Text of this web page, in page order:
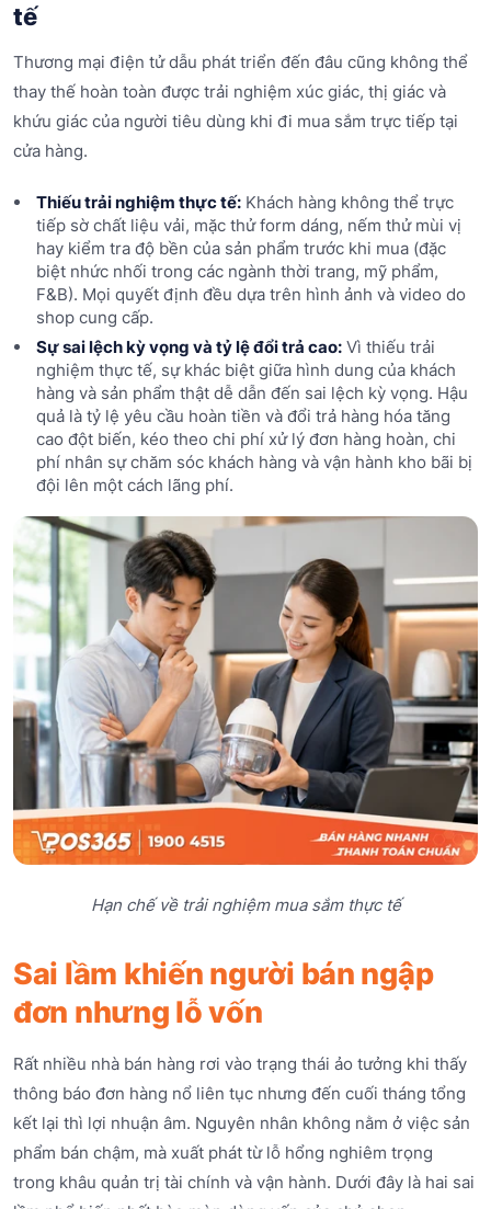
tế
Thương mại điện tử dẫu phát triển đến đâu cũng không thể
thay thế hoàn toàn được trải nghiệm xúc giác, thị giác và
khứu giác của người tiêu dùng khi đi mua sắm trực tiếp tại
cửa hàng.
Thiếu trải nghiệm thực tế:Khách hàng không thể trực
tiếp sờ chất liệu vải, mặc thử form dáng, nếm thử mùi vị
hay kiểm tra độ bền của sản phẩm trước khi mua (đặc
biệt nhức nhối trong các ngành thời trang, mỹ phẩm,
F&B). Mọi quyết định đều dựa trên hình ảnh và video do
shop cung cấp.
Sự sai lệch kỳ vọng và tỷ lệ đổi trả cao:Vì thiếu trải
nghiệm thực tế, sự khác biệt giữa hình dung của khách
hàng và sản phẩm thật dễ dẫn đến sai lệch kỳ vọng. Hậu
quả là tỷ lệ yêu cầu hoàn tiền và đổi trả hàng hóa tăng
cao đột biến, kéo theo chi phí xử lý đơn hàng hoàn, chi
phí nhân sự chăm sóc khách hàng và vận hành kho bãi bị
đội lên một cách lãng phí.
Hạn chế về trải nghiệm mua sắm thực tế
Sai lầm khiến người bán ngập
đơn nhưng lỗ vốn
Rất nhiều nhà bán hàng rơi vào trạng thái ảo tưởng khi thấy
thông báo đơn hàng nổ liên tục nhưng đến cuối tháng tổng
kết lại thì lợi nhuận âm. Nguyên nhân không nằm ở việc sản
phẩm bán chậm, mà xuất phát từ lỗ hổng nghiêm trọng
trong khâu quản trị tài chính và vận hành. Dưới đây là hai sai